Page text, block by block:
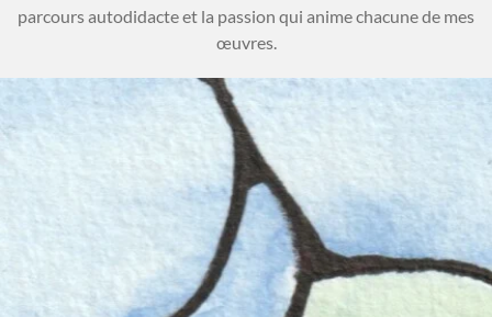
parcours autodidacte et la passion qui anime chacune de mes
œuvres.